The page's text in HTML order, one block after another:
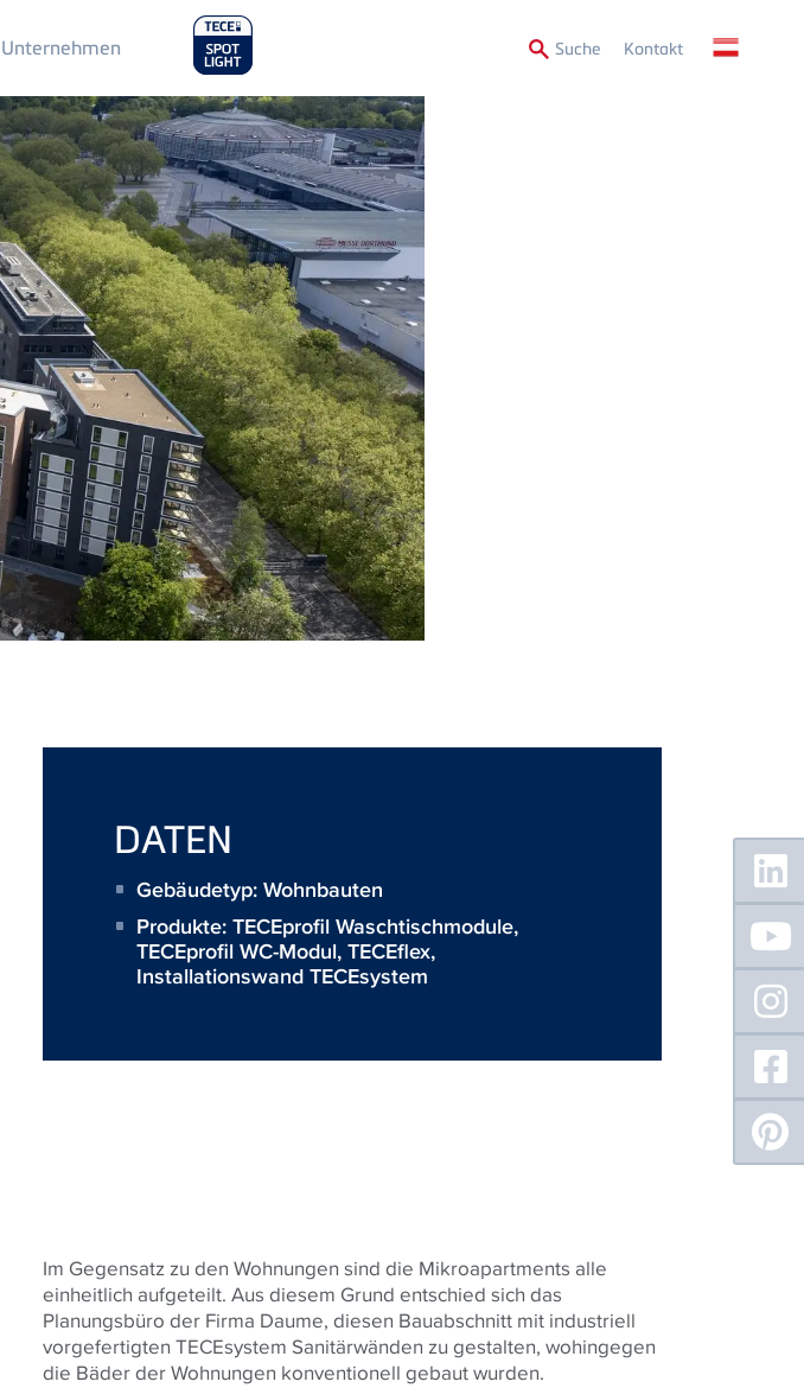
Main
Menu
Unternehmen SucheSecondary
Kontakt
DATEN
Gebäudetyp: Wohnbauten
Produkte:TECEprofil Waschtischmodule,
TECEprofil WC-Modul, TECEflex,
Installationswand TECEsystem
Im Gegensatz zu den Wohnungen sind die Mikroapartments alle
einheitlich aufgeteilt. Aus diesem Grund entschied sich das
Planungsbüro der Firma Daume, diesen Bauabschnitt mit industriell
vorgefertigten TECEsystem Sanitärwänden zu gestalten, wohingegen
die Bäder der Wohnungen konventionell gebaut wurden.
Floating